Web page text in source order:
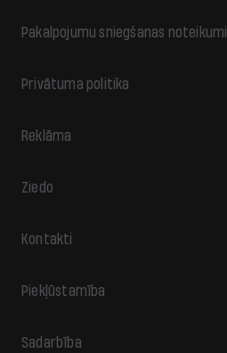
Pakalpojumu sniegšanas noteikumi
Privātuma politika
Reklāma
Ziedo
Kontakti
Piekļūstamība
Sadarbība